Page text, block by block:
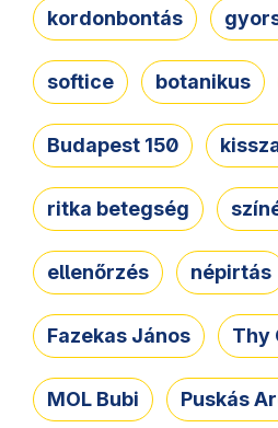
kordonbontás
softice botanikus
Budapest 150
ritka betegség
ellenőrzés népirtás
Fazekas János Thy
MOL Bubi Puskás